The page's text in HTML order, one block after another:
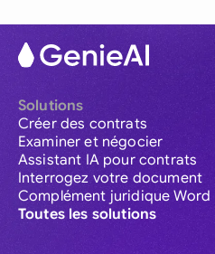
Solutions
Créer des contrats
Examiner et négocier
Assistant IA pour contrats
Interrogez votre document
Complément juridique Word
Toutes les solutions